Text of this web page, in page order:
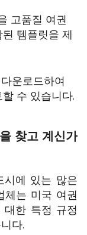
고품질 여권
템플릿을 제
운로드하여
수 있습니다.
찾고 계신가
시에 있는 많은
체는 미국 여권
대한 특정 규정
다.